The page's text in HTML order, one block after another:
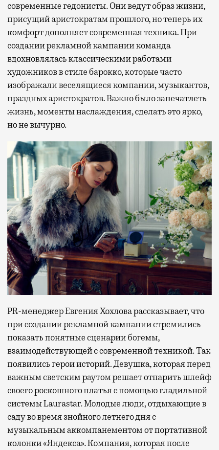
современные гедонисты. Они ведут образ жизни,
присущий аристократам прошлого, но теперь их
комфорт дополняет современная техника. При
создании рекламной кампании команда
вдохновлялась классическими работами
художников в стиле барокко, которые часто
изображали веселящиеся компании, музыкантов,
праздных аристократов. Важно было запечатлеть
жизнь, моменты наслаждения, сделать это ярко,
но не вычурно.
PR-менеджер Евгения Хохлова рассказывает, что
при создании рекламной кампании стремились
показать понятные сценарии богемы,
взаимодействующей с современной техникой. Так
появились герои историй. Девушка, которая перед
важным светским раутом решает отпарить шлейф
своего роскошного платья с помощью гладильной
системы Laurastar. Молодые люди, отдыхающие в
саду во время знойного летнего дня с
музыкальным аккомпанементом от портативной
колонки «Яндекса». Компания, которая после